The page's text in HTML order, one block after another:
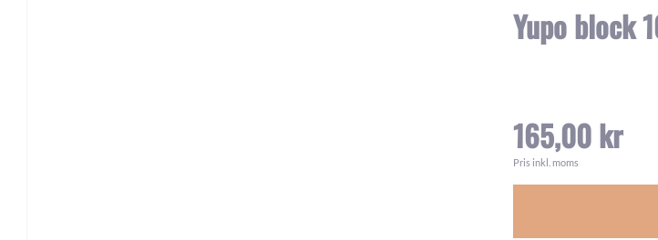
Yupo block
165,00 kr
Pris inkl. moms